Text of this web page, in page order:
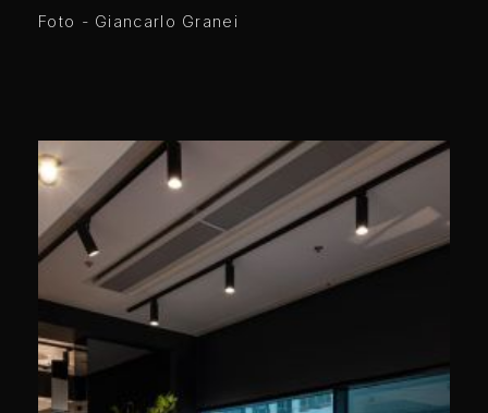
Foto - Giancarlo Granei